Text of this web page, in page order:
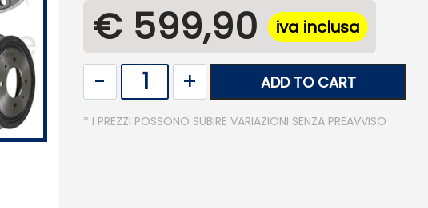
€ 599,90 iva inclusa
ADD TO CART
* I PREZZI POSSONO SUBIRE VARIAZIONI SENZA PREAVVISO